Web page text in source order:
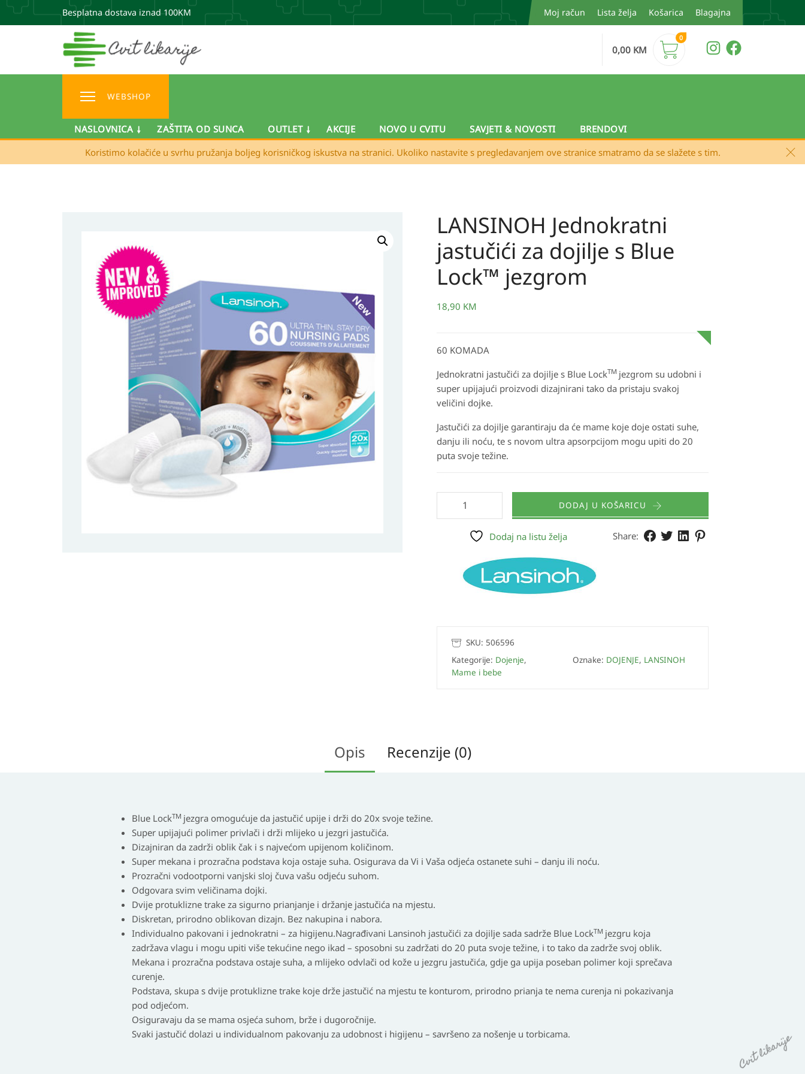
Besplatna dostava iznad 100KM Moj račun Lista želja Košarica Blagajna
0,00 KM
0
WEBSHOP
NASLOVNICA ZAŠTITA OD SUNCA OUTLET AKCIJE NOVO U CVITU SAVJETI & NOVOSTI
BRENDOVI
Koristimo kolačiće u svrhu pružanja boljeg korisničkog iskustva na stranici. Ukoliko nastavite s pregledavanjem ove stranice smatramo da se slažete s tim.
LANSINOH Jednokratni
jastučići za dojilje s Blue
Lock™ jezgrom
18,90 KM
60 KOMADA
Jednokratni jastučići za dojilje s Blue LockTM jezgrom su udobni i
super upijajući proizvodi dizajnirani tako da pristaju svakoj
veličini dojke.
Jastučići za dojilje garantiraju da će mame koje doje ostati suhe,
danju ili noću, te s novom ultra apsorpcijom mogu upiti do 20
puta svoje težine.
LANSINOH
Jednokratni
jastučići
jezgrom
količina
DODAJ U KOŠARICU
Share:
Dodaj na listu želja
SKU: 506596
Kategorije: Dojenje,
Mame i bebe
Oznake: DOJENJE, LANSINOH
Opis Recenzije (0)
Blue LockTM jezgra omogućuje da jastučić upije i drži do 20x svoje težine.
Super upijajući polimer privlači i drži mlijeko u jezgri jastučića.
Dizajniran da zadrži oblik čak i s najvećom upijenom količinom.
Super mekana i prozračna podstava koja ostaje suha. Osigurava da Vi i Vaša odjeća ostanete suhi – danju ili noću.
Prozračni vodootporni vanjski sloj čuva vašu odjeću suhom.
Odgovara svim veličinama dojki.
Dvije protuklizne trake za sigurno prianjanje i držanje jastučića na mjestu.
Diskretan, prirodno oblikovan dizajn. Bez nakupina i nabora.
Individualno pakovani i jednokratni – za higijenu.Nagrađivani Lansinoh jastučići za dojilje sada sadrže Blue LockTM jezgru koja
zadržava vlagu i mogu upiti više tekućine nego ikad – sposobni su zadržati do 20 puta svoje težine, i to tako da zadrže svoj oblik.
Mekana i prozračna podstava ostaje suha, a mlijeko odvlači od kože u jezgru jastučića, gdje ga upija poseban polimer koji sprečava
curenje.
Podstava, skupa s dvije protuklizne trake koje drže jastučić na mjestu te konturom, prirodno prianja te nema curenja ni pokazivanja
pod odjećom.
Osiguravaju da se mama osjeća suhom, brže i dugoročnije.
Svaki jastučić dolazi u individualnom pakovanju za udobnost i higijenu – savršeno za nošenje u torbicama.